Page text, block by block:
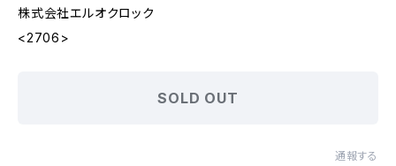
株式会社エルオクロック
<2706>
SOLD OUT
通報する